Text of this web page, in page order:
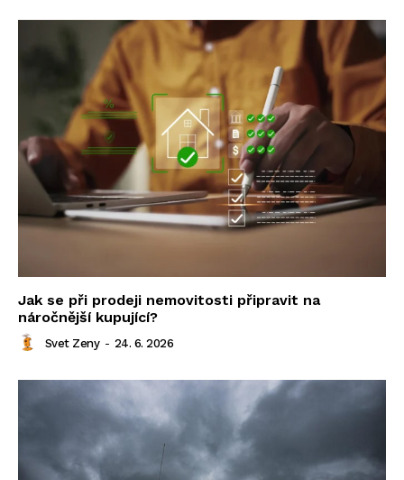
Jak se při prodeji nemovitosti připravit na
náročnější kupující?
Svet Zeny - 24. 6. 2026